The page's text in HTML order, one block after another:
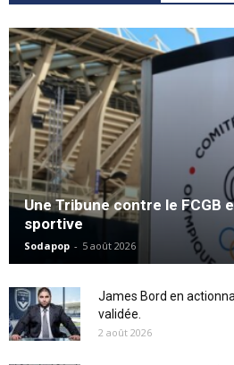
Une Tribune contre le FCGB
sportive
Sodapop - 5 août 2026
James Bord en
validée.
2 août 2026